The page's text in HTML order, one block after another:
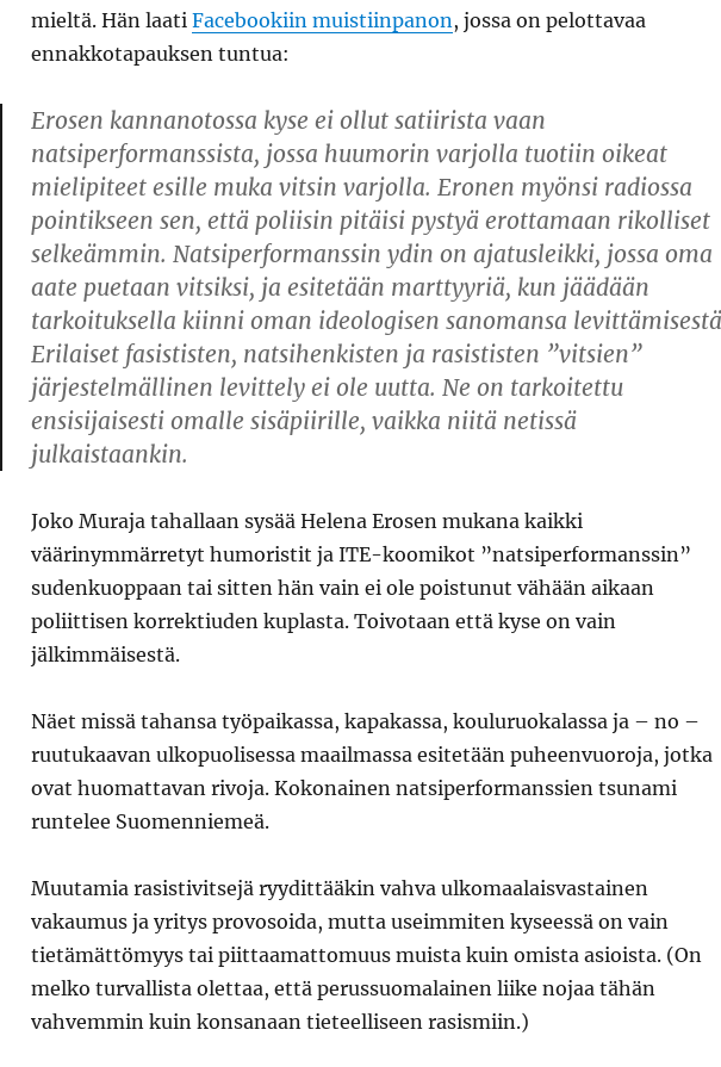
mieltä. Hän laati Facebookiin muistiinpanon, jossa on pelottavaa
ennakkotapauksen tuntua:
Erosen kannanotossa kyse ei ollut satiirista vaan
natsiperformanssista, jossa huumorin varjolla tuotiin oikeat
mielipiteet esille muka vitsin varjolla. Eronen myönsi radiossa
pointikseen sen, että poliisin pitäisi pystyä erottamaan rikolliset
selkeämmin. Natsiperformanssin ydin on ajatusleikki, jossa oma
aate puetaan vitsiksi, ja esitetään marttyyriä, kun jäädään
tarkoituksella kiinni oman ideologisen sanomansa
Erilaiset fasististen, natsihenkisten ja rasististen ”vitsien”
järjestelmällinen levittely ei ole uutta. Ne on tarkoitettu
ensisijaisesti omalle sisäpiirille, vaikka niitä netissä
julkaistaankin.
Joko Muraja tahallaan sysää Helena Erosen mukana kaikki
väärinymmärretyt humoristit ja ITE-koomikot ”natsiperformanssin”
sudenkuoppaan tai sitten hän vain ei ole poistunut vähään aikaan
poliittisen korrektiuden kuplasta. Toivotaan että kyse on vain
jälkimmäisestä.
Näet missä tahansa työpaikassa, kapakassa, kouluruokalassa ja – no –
ruutukaavan ulkopuolisessa maailmassa esitetään puheenvuoroja, jotka
ovat huomattavan rivoja. Kokonainen natsiperformanssien tsunami
runtelee Suomenniemeä.
Muutamia rasistivitsejä ryydittääkin vahva ulkomaalaisvastainen
vakaumus ja yritys provosoida, mutta useimmiten kyseessä on vain
tietämättömyys tai piittaamattomuus muista kuin omista asioista. (On
melko turvallista olettaa, että perussuomalainen liike nojaa tähän
vahvemmin kuin konsanaan tieteelliseen rasismiin.)